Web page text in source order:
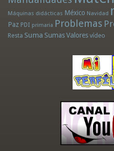
Máquinas didácticas México Navidad
Paz PDI primaria Problemas
Resta Suma Sumas Valores vídeo